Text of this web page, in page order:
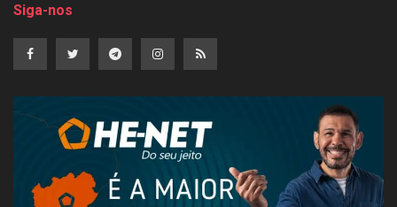
Siga-nos